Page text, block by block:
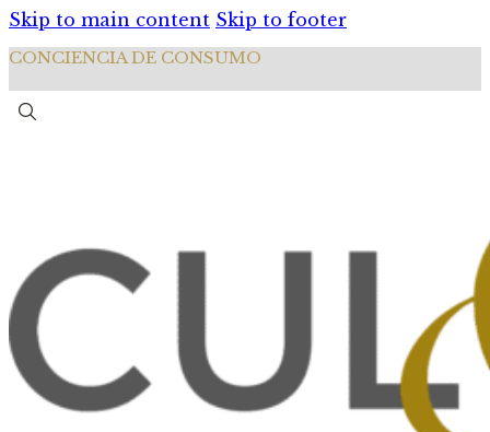
Skip to main content Skip to footer
CONCIENCIA DE CONSUMO